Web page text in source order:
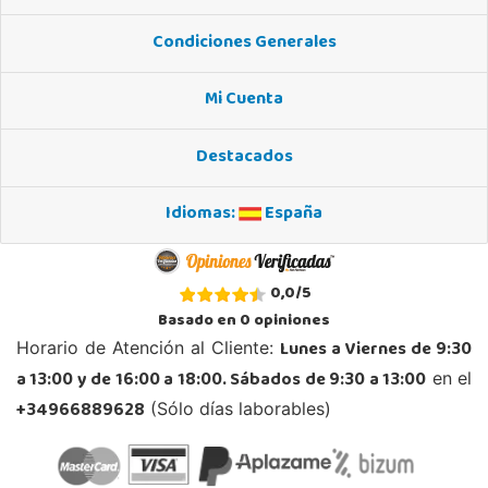
18100, Armilla
STOCK DISPONIBLE
Juguetilandia Barakaldo
Centro comercial Max Center Barrio, Kareaga K., s/n Planta 1 Local LC3
48903, Barakaldo
946095553
Localizar Tienda
Condiciones Generales
Mi Cuenta
Destacados
Idiomas:
España
0,0/5
Basado en0opiniones
Horario de Atención al Cliente: Lunes a Viernes de 9:30
a 13:00 y de 16:00 a 18:00. Sábados de 9:30 a 13:00 en el
+34966889628 (Sólo días laborables)